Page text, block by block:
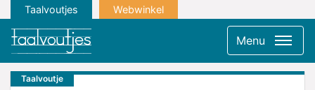
Taalvoutjes Webwinkel
Menu
Taalvoutje